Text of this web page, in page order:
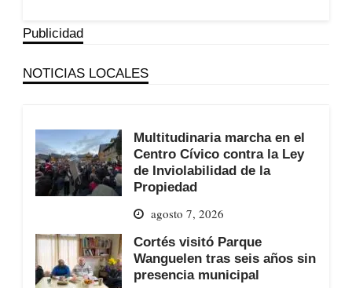
Publicidad
NOTICIAS LOCALES
Multitudinaria marcha en el
Centro Cívico contra la Ley
de Inviolabilidad de la
Propiedad
agosto 7, 2026
Cortés visitó Parque
Wanguelen tras seis años sin
presencia municipal